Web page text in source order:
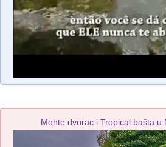
Monte dvorac i Tropical bašta u